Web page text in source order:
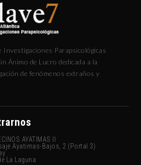
Investigaciones Parapsicológicas
Ánimo de Lucro dedicada a la
de fenómenos extraños y
AYATIMAS II
Ayatimas-Bajos, 2 (Portal 3)
La Laguna